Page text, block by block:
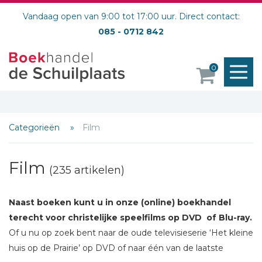
Vandaag open van 9:00 tot 17:00 uur. Direct contact:
085 - 0712 842
0
Categorieën Film
Film (235 artikelen)
Naast boeken kunt u in onze (online) boekhandel
terecht voor christelijke speelfilms op DVD of Blu-ray.
Of u nu op zoek bent naar de oude televisieserie ‘Het kleine
huis op de Prairie’ op DVD of naar één van de laatste